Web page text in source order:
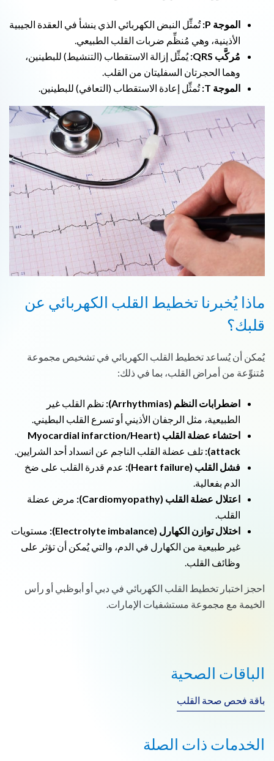
الباقات الصحية
باقة فحص صحة القلب
الخدمات ذات الصلة
الموجة P:
تُمثِّل النبض الكهربائي الذي ينشأ في العقدة الجيبية
الأذينية، وهي مُنظِّم ضربات القلب الطبيعي.
مُركَّب QRS:
يُمثِّل إزالة الاستقطاب (التنشيط) للبطينين،
وهما الحجرتان السفليتان من القلب.
الموجة T:
تُمثِّل إعادة الاستقطاب (التعافي) للبطينين.
ماذا يُخبرنا تخطيط القلب الكهربائي عن
قلبك؟
يُمكن أن يُساعد تخطيط القلب الكهربائي في تشخيص مجموعة
مُتنوِّعة من أمراض القلب، بما في ذلك:
اضطرابات النظم (Arrhythmias):
نظم القلب غير
الطبيعية، مثل الرجفان الأذيني أو تسرع القلب البطيني.
احتشاء عضلة القلب (Myocardial infarction/Heart
attack):
تلف عضلة القلب الناجم عن انسداد أحد الشرايين.
فشل القلب (Heart failure):
عدم قدرة القلب على ضخ
الدم بفعالية.
اعتلال عضلة القلب (Cardiomyopathy):
مرض عضلة
القلب.
اختلال توازن الكهارل (Electrolyte imbalance):
مستويات
غير طبيعية من الكهارل في الدم، والتي يُمكن أن تؤثر على
وظائف القلب.
احجز اختبار تخطيط القلب الكهربائي في دبي أو أبوظبي أو رأس
الخيمة مع مجموعة مستشفيات الإمارات.